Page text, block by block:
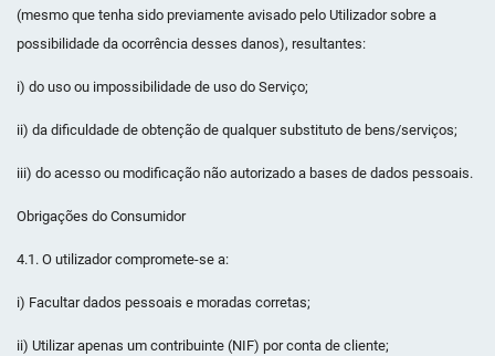
(mesmo que tenha sido previamente avisado pelo Utilizador sobre a
possibilidade da ocorrência desses danos), resultantes:
i) do uso ou impossibilidade de uso do Serviço;
ii) da dificuldade de obtenção de qualquer substituto de bens/serviços;
iii) do acesso ou modificação não autorizado a bases de dados pessoais.
Obrigações do Consumidor
4.1. O utilizador compromete-se a:
i) Facultar dados pessoais e moradas corretas;
ii) Utilizar apenas um contribuinte (NIF) por conta de cliente;